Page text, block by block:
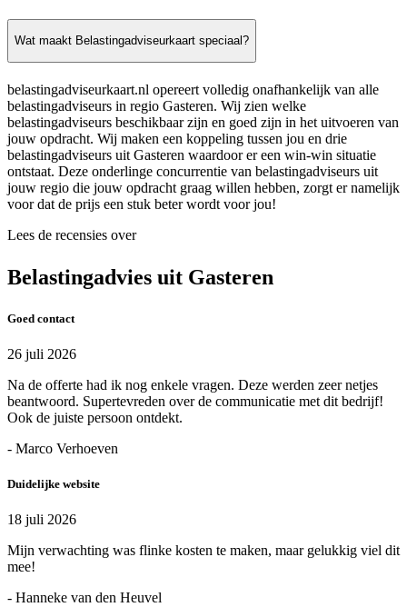
Wat maakt Belastingadviseurkaart speciaal?
belastingadviseurkaart.nl opereert volledig onafhankelijk van alle
belastingadviseurs in regio Gasteren. Wij zien welke
belastingadviseurs beschikbaar zijn en goed zijn in het uitvoeren van
jouw opdracht. Wij maken een koppeling tussen jou en drie
belastingadviseurs uit Gasteren waardoor er een win-win situatie
ontstaat. Deze onderlinge concurrentie van belastingadviseurs uit
jouw regio die jouw opdracht graag willen hebben, zorgt er namelijk
voor dat de prijs een stuk beter wordt voor jou!
Lees de recensies over
Belastingadvies uit Gasteren
Goed contact
26 juli 2026
Na de offerte had ik nog enkele vragen. Deze werden zeer netjes
beantwoord. Supertevreden over de communicatie met dit bedrijf!
Ook de juiste persoon ontdekt.
- Marco Verhoeven
Duidelijke website
18 juli 2026
Mijn verwachting was flinke kosten te maken, maar gelukkig viel dit
mee!
- Hanneke van den Heuvel